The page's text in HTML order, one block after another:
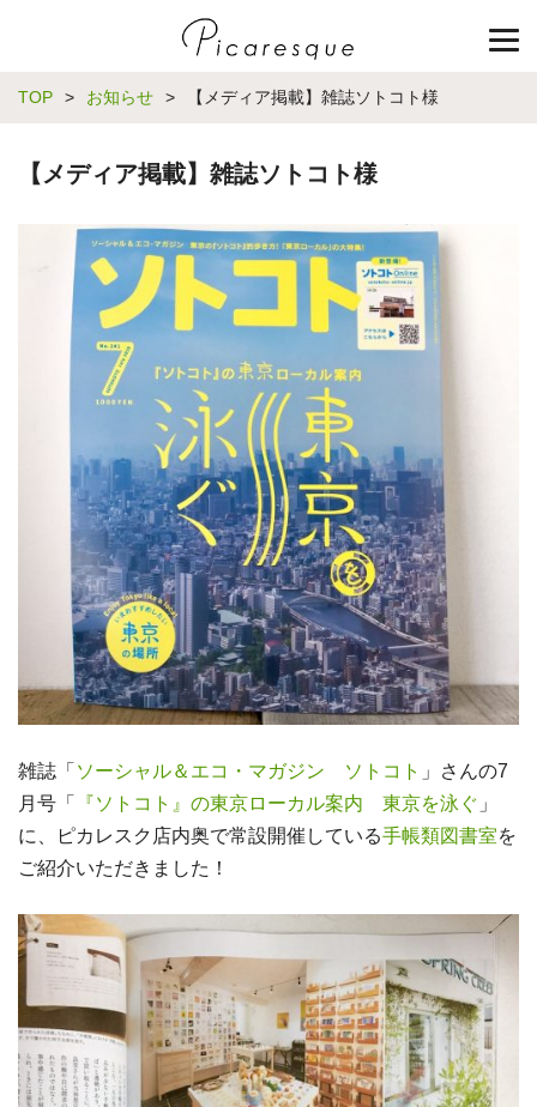
TOP > お知らせ > 【メディア掲載】雑誌ソトコト様
【メディア掲載】雑誌ソトコト様
雑誌「 ソーシャル＆エコ・マガジン ソトコト 」さんの7
月号「
『ソトコト』の東京ローカル案内 東京を泳ぐ 」
に、ピカレスク店内奥で常設開催している手帳類図書室を
ご紹介いただきました！